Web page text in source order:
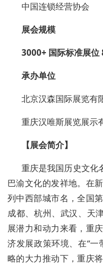
中国连锁经营协会
展会规模
3000+ 国际标准展位
承办单位
北京汉森国际展览有
重庆汉唯斯展览展示
【展会简介】
重庆是我国历史文化
巴渝文化的发祥地。在
列中西部城市名，全国
成都、杭州、武汉、天
展潜力和动力来看，重
济发展政策环境、在“一
略的大力推动下，重庆